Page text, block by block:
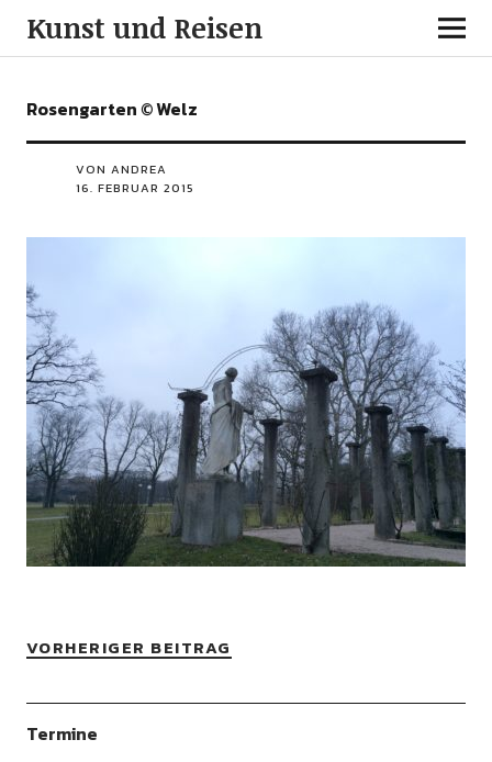
Kunst und Reisen
Rosengarten © Welz
VON ANDREA
16. FEBRUAR 2015
VORHERIGER BEITRAG
Termine